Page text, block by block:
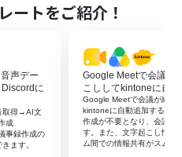
DiscordをYoomと連携しま
Meetを選択し、「会議が開始
を設定します。この設定によ
アカウントで会議が開始され
Google Meetの「会議スペース
ートをご紹介！
声デー
に
取得→AI文
成
事録作成の
ます。
Google Meetで会議が
こししてkintoneに自
Google Meetで会議が終了
kintoneに自動追加するフ
作成が不要となり、会議後
す。また、文字起こし情報
ム間での情報共有がスムー